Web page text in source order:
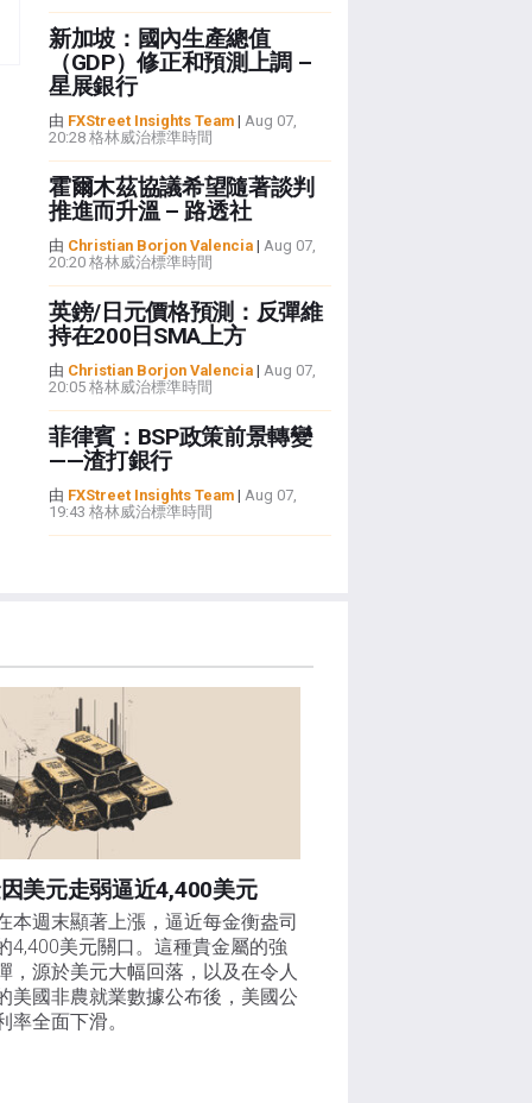
新加坡：國內生產總值
（GDP）修正和預測上調 –
星展銀行
由 FXStreet Insights Team| Aug 07,
20:28 格林威治標準時間
霍爾木茲協議希望隨著談判
推進而升溫 – 路透社
由 Christian Borjon Valencia| Aug 07,
20:20 格林威治標準時間
英鎊/日元價格預測：反彈維
持在200日SMA上方
由 Christian Borjon Valencia| Aug 07,
20:05 格林威治標準時間
菲律賓：BSP政策前景轉變
——渣打銀行
由 FXStreet Insights Team| Aug 07,
19:43 格林威治標準時間
美元走弱逼近4,400美元
本週末顯著上漲，逼近每金衡盎司
4,400美元關口。這種貴金屬的強
，源於美元大幅回落，以及在令人
美國非農就業數據公布後，美國公
率全面下滑。